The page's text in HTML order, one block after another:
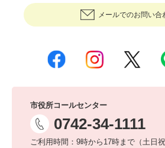
メールでのお問い合
市役所コールセンター
0742-34-1111
ご利用時間：9時から17時まで（土日